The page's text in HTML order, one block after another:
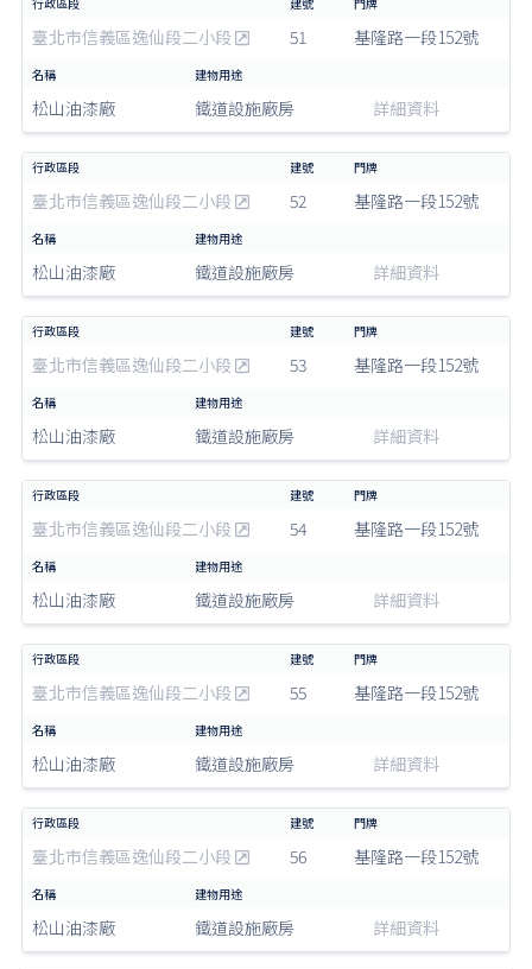
臺北市信義區逸仙段二小段 51 基隆路一段152號
松山油漆廠 鐵道設施廠房 詳細資料
臺北市信義區逸仙段二小段 52 基隆路一段152號
松山油漆廠 鐵道設施廠房 詳細資料
臺北市信義區逸仙段二小段 53 基隆路一段152號
松山油漆廠 鐵道設施廠房 詳細資料
臺北市信義區逸仙段二小段 54 基隆路一段152號
松山油漆廠 鐵道設施廠房 詳細資料
臺北市信義區逸仙段二小段 55 基隆路一段152號
松山油漆廠 鐵道設施廠房 詳細資料
臺北市信義區逸仙段二小段 56 基隆路一段152號
松山油漆廠 鐵道設施廠房 詳細資料